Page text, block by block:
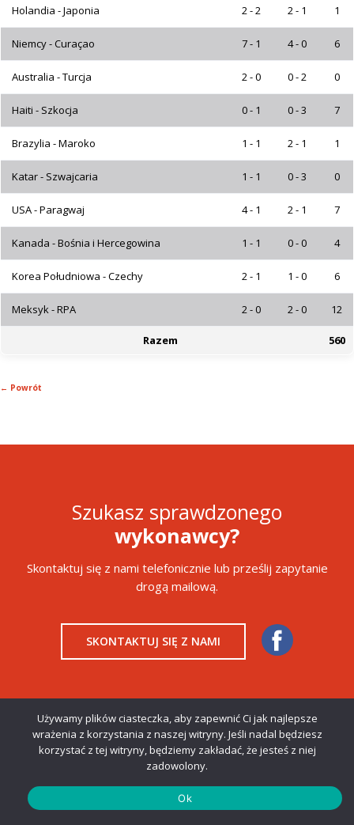
Holandia - Japonia 2 - 2 2 - 1 1
Niemcy - Curaçao 7 - 1 4 - 0 6
Australia - Turcja 2 - 0 0 - 2 0
Haiti - Szkocja 0 - 1 0 - 3 7
Brazylia - Maroko 1 - 1 2 - 1 1
Katar - Szwajcaria 1 - 1 0 - 3 0
USA - Paragwaj 4 - 1 2 - 1 7
Kanada - Bośnia i Hercegowina 1 - 1 0 - 0 4
Korea Południowa - Czechy 2 - 1 1 - 0 6
Meksyk - RPA 2 - 0 2 - 0 12
Razem 560
← Powrót
Szukasz sprawdzonego
wykonawcy?
Skontaktuj się z nami telefonicznie lub prześlij zapytanie
drogą mailową.
SKONTAKTUJ SIĘ Z NAMI
Copyright © 2019 Primost Południe. Wszystkie prawa
zastrzeżone.
Realizacja:Strony www Sosnowiec
Używamy plików ciasteczka, aby zapewnić Ci jak najlepsze
wrażenia z korzystania z naszej witryny. Jeśli nadal będziesz
korzystać z tej witryny, będziemy zakładać, że jesteś z niej
zadowolony.
Ok